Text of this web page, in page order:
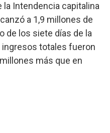
Intendencia capitalina
a 1,9 millones de
de los siete días de la
ingresos totales fueron
más que en